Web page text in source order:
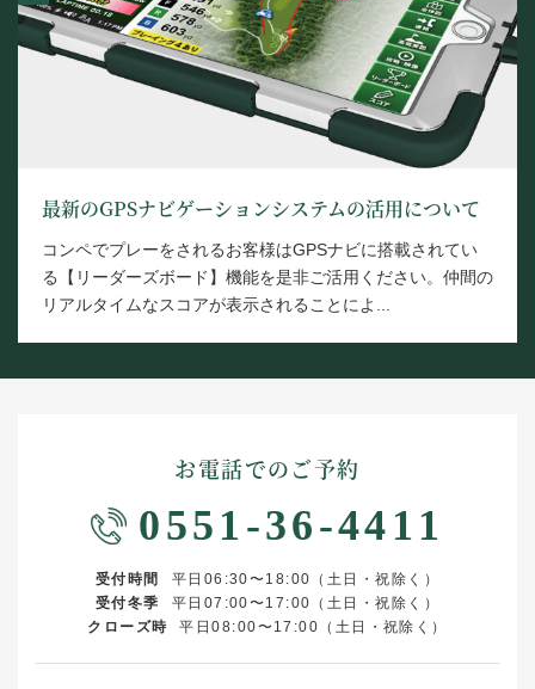
最新のGPSナビゲーションシステムの活用について
コンペでプレーをされるお客様はGPSナビに搭載されてい
る【リーダーズボード】機能を是非ご活用ください。仲間の
リアルタイムなスコアが表示されることによ...
お電話でのご予約
0551-36-4411
受付時間
平日06:30〜18:00（土日・祝除く）
受付冬季
平日07:00〜17:00（土日・祝除く）
クローズ時
平日08:00〜17:00（土日・祝除く）